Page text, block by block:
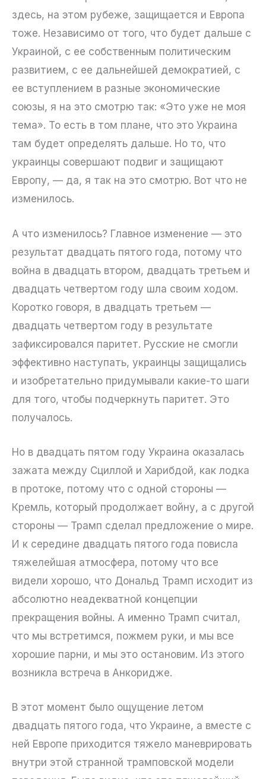
здесь, на этом рубеже, защищается и Европа
тоже. Независимо от того, что будет дальше с
Украиной, с ее собственным политическим
развитием, с ее дальнейшей демократией, с
ее вступлением в разные экономические
союзы, я на это смотрю так: «Это уже не моя
тема». То есть в том плане, что это Украина
там будет определять дальше. Но то, что
украинцы совершают подвиг и защищают
Европу, — да, я так на это смотрю. Вот что не
изменилось.
А что изменилось? Главное изменение — это
результат двадцать пятого года, потому что
война в двадцать втором, двадцать третьем и
двадцать четвертом году шла своим ходом.
Коротко говоря, в двадцать третьем —
двадцать четвертом году в результате
зафиксировался паритет. Русские не смогли
эффективно наступать, украинцы защищались
и изобретательно придумывали какие-то шаги
для того, чтобы подчеркнуть паритет. Это
получалось.
Но в двадцать пятом году Украина оказалась
зажата между Сциллой и Харибдой, как лодка
в протоке, потому что с одной стороны —
Кремль, который продолжает войну, а с другой
стороны — Трамп сделал предложение о мире.
И к середине двадцать пятого года повисла
тяжелейшая атмосфера, потому что все
видели хорошо, что Дональд Трамп исходит из
абсолютно неадекватной концепции
прекращения войны. А именно Трамп считал,
что мы встретимся, пожмем руки, и мы все
хорошие парни, и мы это остановим. Из этого
возникла встреча в Анкоридже.
В этот момент было ощущение летом
двадцать пятого года, что Украине, а вместе с
ней Европе приходится тяжело маневрировать
внутри этой странной трамповской модели